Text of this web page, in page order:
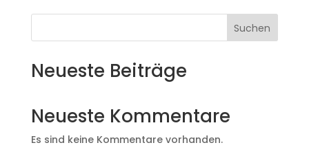
Suchen
Neueste Beiträge
Neueste Kommentare
Es sind keine Kommentare vorhanden.